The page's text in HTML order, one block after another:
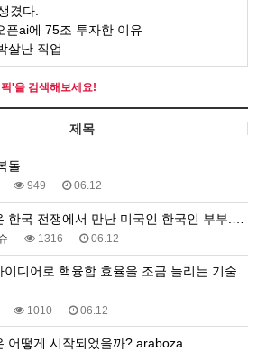
겼다.
픈ai에 75조 투자한 이유
살난 직업
'을 검색해보세요!
제목
돌
949 06.12
한국 전쟁에서 만난 미국인 한국인 부부.…
1316 06.12
이디어로 핵융합 효율을 조금 늘리는 기술
1010 06.12
어떻게 시작되었을까?.araboza